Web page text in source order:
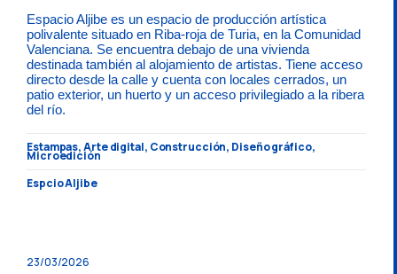
Espacio Aljibe es un espacio de producción artística
polivalente situado en Riba-roja de Turia, en la Comunidad
Valenciana. Se encuentra debajo de una vivienda
destinada también al alojamiento de artistas. Tiene acceso
directo desde la calle y cuenta con locales cerrados, un
patio exterior, un huerto y un acceso privilegiado a la ribera
del río.
Estampas, Arte digital, Construcción, Diseño gráfico,
Microedición
Espcio Aljibe
23/03/2026